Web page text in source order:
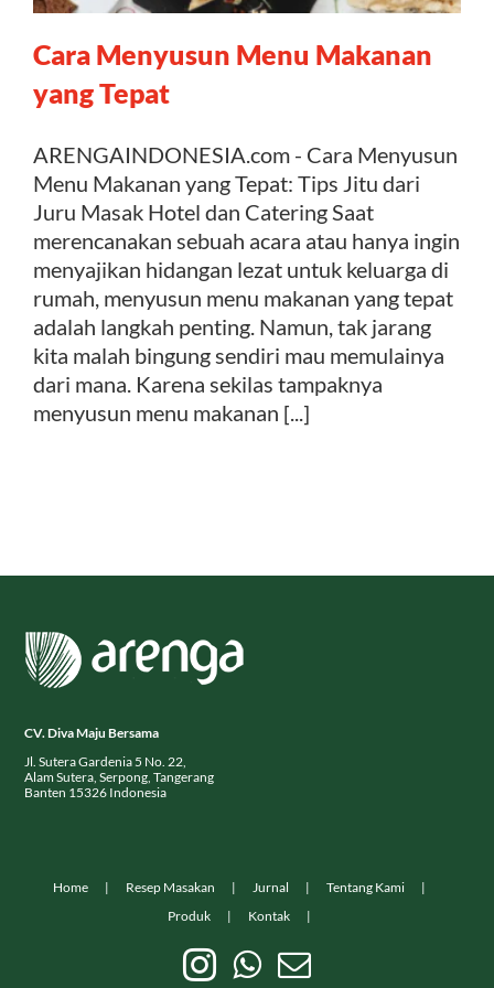
Kontak
Cara Menyusun Menu Makanan
yang Tepat
ARENGAINDONESIA.com - Cara Menyusun
Menu Makanan yang Tepat: Tips Jitu dari
Juru Masak Hotel dan Catering Saat
merencanakan sebuah acara atau hanya ingin
menyajikan hidangan lezat untuk keluarga di
rumah, menyusun menu makanan yang tepat
adalah langkah penting. Namun, tak jarang
kita malah bingung sendiri mau memulainya
dari mana. Karena sekilas tampaknya
menyusun menu makanan [...]
CV. Diva Maju Bersama
Jl. Sutera Gardenia 5 No. 22,
Alam Sutera, Serpong, Tangerang
Banten 15326 Indonesia
Home Resep Masakan Jurnal
Tentang Kami
Produk
Kontak